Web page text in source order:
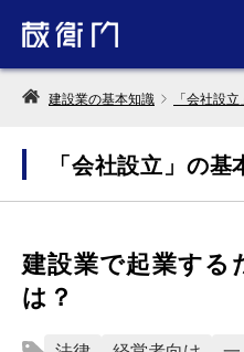
建設業の基本知識 「会社設
「会社設立」の基
建設業で起業する
は？